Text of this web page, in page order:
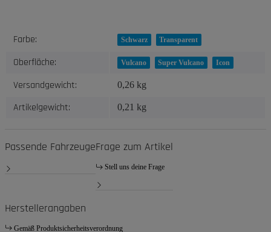
Produkteigenschaft
Wert
Farbe: Schwarz Transparent
Oberfläche: Vulcano Super Vulcano Icon
Versandgewicht: 0,26 kg
Artikelgewicht: 0,21 kg
Passende FahrzeugeFrage zum Artikel
Stell uns deine Frage
Herstellerangaben
Gemäß Produktsicherheitsverordnung